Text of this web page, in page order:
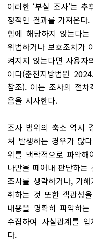
이러한 ‘부실 조사’는
정적인 결과를 가져온다
힘에 해당하지 않는다
위법하거나 보호조치가
켜지지 않는다면 사용자
이다(춘천지방법원
참조). 이는 조사의 절
음을 시사한다.
조사 범위의 축소 역시
쳐 발생하는 경우가 많
위를 맥락적으로 파악
나만을 떼어내 판단하는
조사를 생략하거나, 가
취하는 것 또한 객관성
내용을 명확히 파악하
수집하여 사실관계를
다.